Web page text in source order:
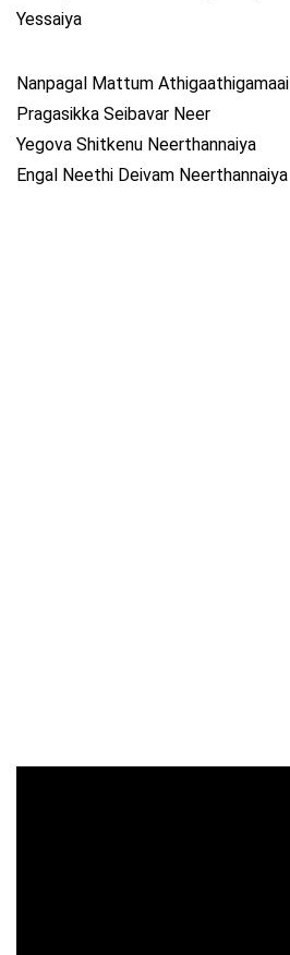
Yessaiya
Nanpagal Mattum Athigaathigamaai
Pragasikka Seibavar Neer
Yegova Shitkenu Neerthannaiya
Engal Neethi Deivam Neerthannaiya